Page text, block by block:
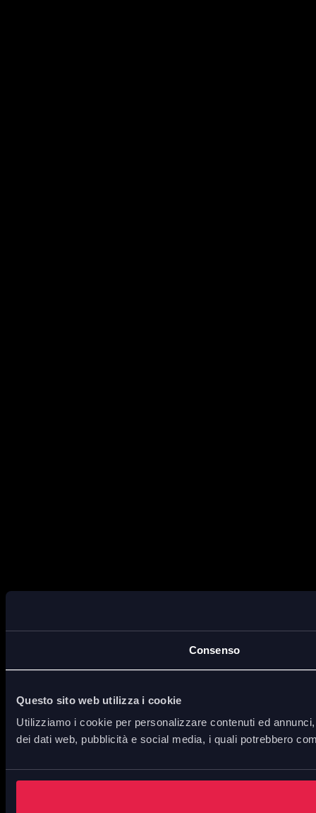
Consenso
Questo sito web utilizza i cookie
Utilizziamo i cookie per personalizzare contenuti ed
dei dati web, pubblicità e social media, i quali potrebbero